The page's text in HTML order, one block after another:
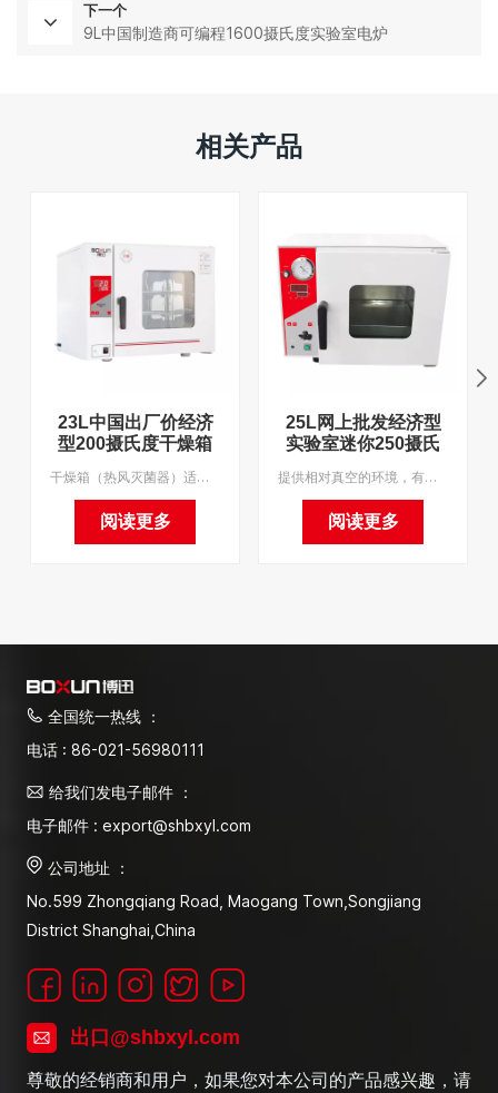
下一个
9L中国制造商可编程1600摄氏度实验室电炉
相关产品
23L中国出厂价经济
型200摄氏度干燥箱
干燥箱（热风灭菌器）适用于工矿企业、实验室、科研单位的干燥、烘烤、熔化、灭菌。我们支持OEM。
阅读更多
25L网上批发经济型
实验室迷你250摄氏
提供相对真空的环境，有效降低物品的沸点，提高干燥效率。用于粉体干燥和烘烤，适用于热敏性高、易分解、易氧化物质及复杂成分的快速高效干燥。 我们支持OEM。
阅读更多
全国统一热线 ：
电话 : 86-021-56980111
给我们发电子邮件 ：
电子邮件 : export@shbxyl.com
公司地址 ：
No.599 Zhongqiang Road, Maogang Town,Songjiang
District Shanghai,China
出口@shbxyl.com
尊敬的经销商和用户，如果您对本公司的产品感兴趣，请